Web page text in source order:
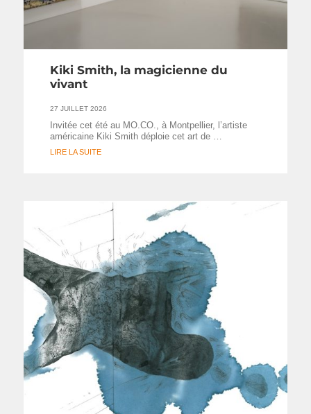
Kiki Smith, la magicienne du
vivant
27 JUILLET 2026
Invitée cet été au MO.CO., à Montpellier, l’artiste
américaine Kiki Smith déploie cet art de …
LIRE LA SUITE